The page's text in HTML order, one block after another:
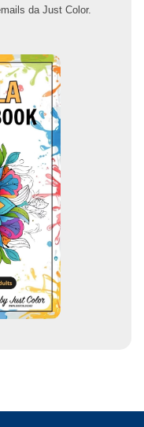
da Just Color.